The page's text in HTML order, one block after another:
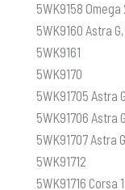
5WK9158 Omega
5WK9160 Astra
5WK9161
5WK9170
5WK91705 Astra
5WK91706 Astra
5WK91707 Astra
5WK91712
5WK91716 Corsa